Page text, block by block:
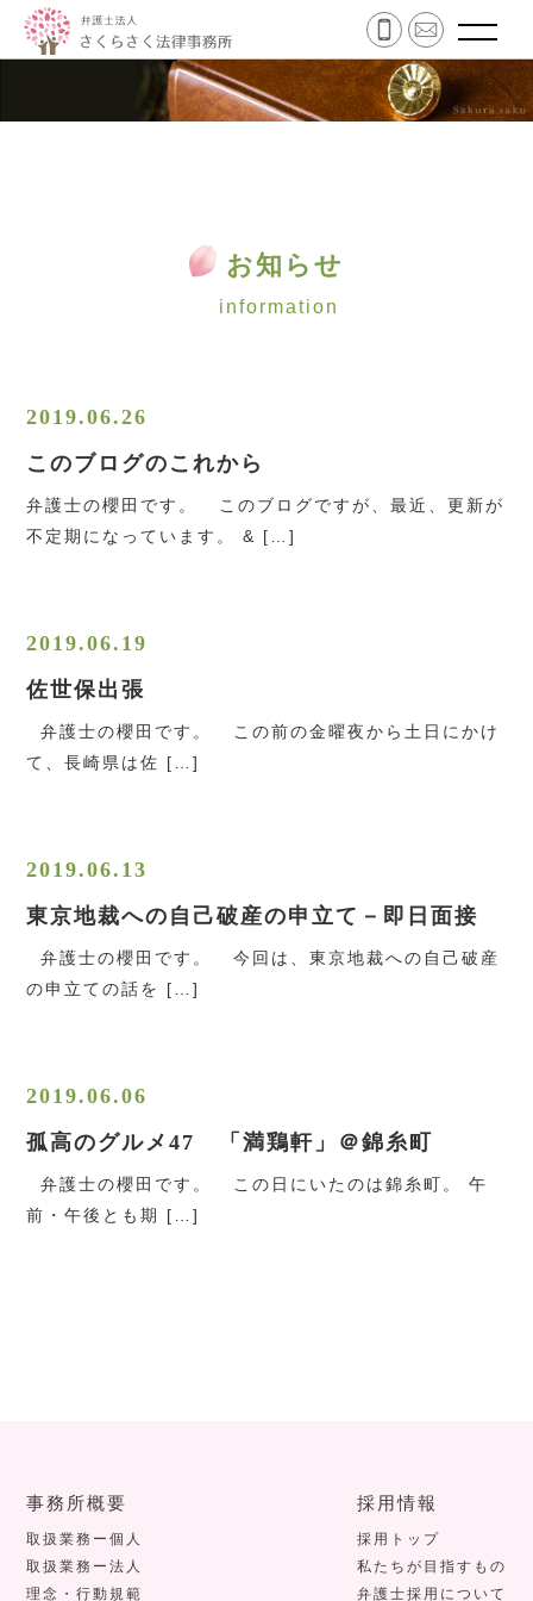
お知らせ
information
2019.06.26
このブログのこれから
弁護士の櫻田です。 このブログですが、最近、更新が
不定期になっています。 & […]
2019.06.19
佐世保出張
弁護士の櫻田です。 この前の金曜夜から土日にかけ
て、長崎県は佐 […]
2019.06.13
東京地裁への自己破産の申立て－即日面接
弁護士の櫻田です。 今回は、東京地裁への自己破産
の申立ての話を […]
2019.06.06
孤高のグルメ47 「満鶏軒」＠錦糸町
弁護士の櫻田です。 この日にいたのは錦糸町。 午
前・午後とも期 […]
事務所概要
取扱業務ー個人
取扱業務ー法人
理念・行動規範
採用情報
採用トップ
私たちが目指すもの
弁護士採用について